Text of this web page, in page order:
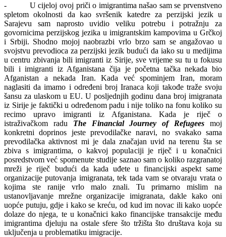
- U cijeloj ovoj priči o imigrantima našao sam se prvenstveno
spletom okolnosti da kao svršenik katedre za perzijski jezik u
Sarajevu sam naprosto uvidio veliku potrebu i potražnju za
govornicima perzijskog jezika u imigrantskim kampovima u Grčkoj
i Srbiji. Shodno mojoj naobrazbi vrlo brzo sam se angažovao u
svojstvu prevodioca za perzijski jezik budući da iako su u medijima
u centru zbivanja bili imigranti iz Sirije, sve vrijeme su tu u fokusu
bili i imigranti iz Afganistana čija je početna tačka nekada bio
Afganistan a nekada Iran. Kada već spominjem Iran, moram
naglasiti da imamo i određeni broj Iranaca koji takođe traže svoju
šansu za ulaskom u EU. U posljednjih godinu dana broj imigranata
iz Sirije je faktički u određenom padu i nije toliko na fonu koliko su
recimo upravo imigranti iz Afganistana. Kada je riječ o
istraživačkom radu The Financial Journey of Refugeesmoj
konkretni doprinos jeste prevodilačke naravi, no svakako sama
prevodilačka aktivnost mi je dala značajan uvid na terenu šta se
zbiva s imigrantima, o kakvoj populaciji je riječ i u konačnici
posredstvom već spomenute studije saznao sam o koliko razgranatoj
mreži je riječ budući da kada uđete u financijski aspekt same
organizacije putovanja imigranata, tek tada vam se otvaraju vrata o
kojima ste ranije vrlo malo znali. Tu primarno mislim na
ustanovljavanje mrežne organizacije imigranata, dakle kako oni
uopće putuju, gdje i kako se kreću, od kud im novac ili kako uopće
dolaze do njega, te u konačnici kako financijske transakcije među
imigrantima djeluju na ostale sfere što tržišta što društava koja su
uključenja u problematiku imigracije.